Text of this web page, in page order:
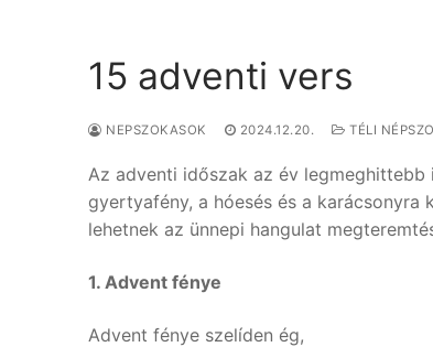
15 adventi vers
NEPSZOKASOK 2024.12.20. TÉLI
Az adventi időszak az év
gyertyafény, a hóesés és a karácsonyra
lehetnek az ünnepi hangulat
1. Advent fénye
Advent fénye szelíden ég,